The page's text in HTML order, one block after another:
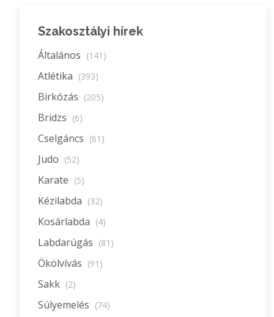
Szakosztályi hírek
Általános (141)
Atlétika (393)
Birkózás (205)
Bridzs (6)
Cselgáncs (61)
Judo (52)
Karate (5)
Kézilabda (32)
Kosárlabda (4)
Labdarúgás (81)
Ökölvívás (91)
Sakk (2)
Súlyemelés (74)